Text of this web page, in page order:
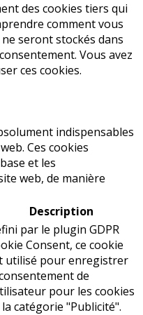
des cookies tiers qui
comment vous
seront stockés dans
Vous avez
ces cookies.
indispensables
Ces cookies
et les
web, de manière
Description
par le plugin GDPR
Consent, ce cookie
utilisé pour enregistrer
de
pour les cookies
la catégorie "Publicité".